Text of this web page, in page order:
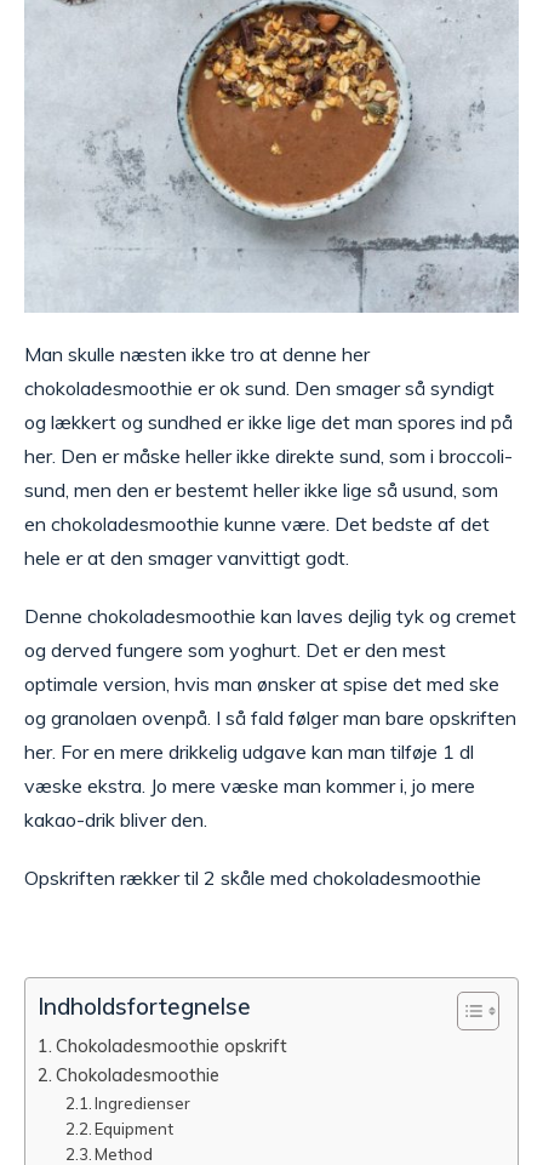
Man skulle næsten ikke tro at denne her
chokoladesmoothie er ok sund. Den smager så syndigt
og lækkert og sundhed er ikke lige det man spores ind på
her. Den er måske heller ikke direkte sund, som i broccoli-
sund, men den er bestemt heller ikke lige så usund, som
en chokoladesmoothie kunne være. Det bedste af det
hele er at den smager vanvittigt godt.
Denne chokoladesmoothie kan laves dejlig tyk og cremet
og derved fungere som yoghurt. Det er den mest
optimale version, hvis man ønsker at spise det med ske
og granolaen ovenpå. I så fald følger man bare opskriften
her. For en mere drikkelig udgave kan man tilføje 1 dl
væske ekstra. Jo mere væske man kommer i, jo mere
kakao-drik bliver den.
Opskriften rækker til 2 skåle med chokoladesmoothie
Indholdsfortegnelse
Chokoladesmoothie opskrift
Chokoladesmoothie
Ingredienser
Equipment
Method